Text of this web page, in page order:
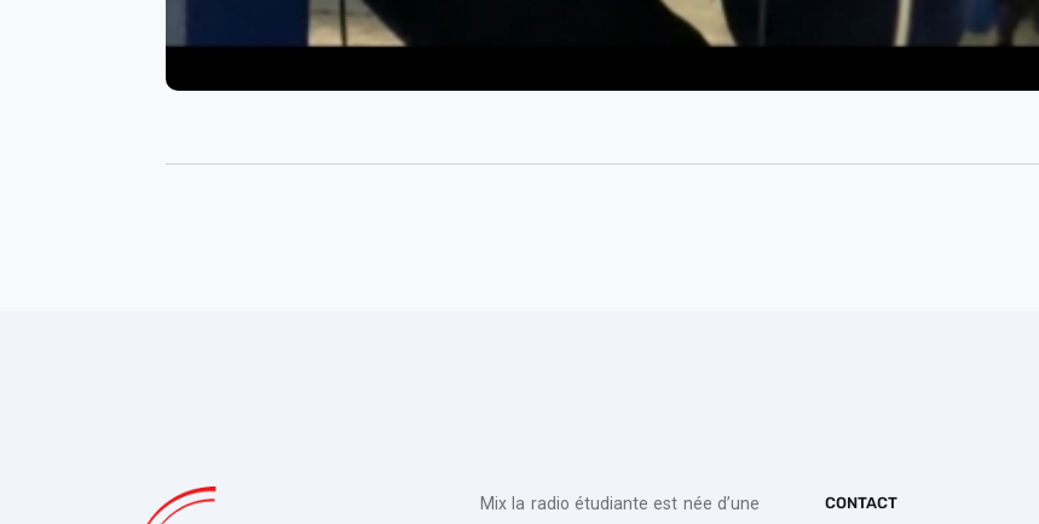
Mix la radio étudiante est née d’une CONTACT